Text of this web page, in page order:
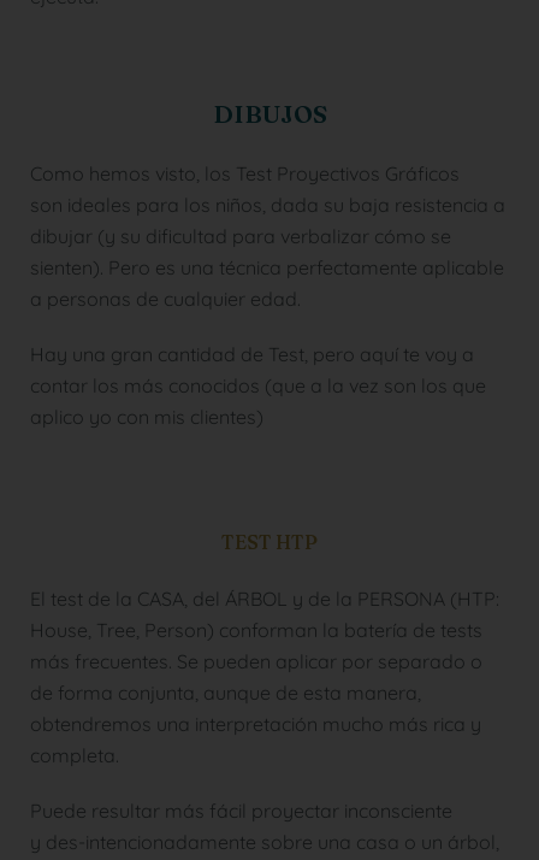
DIBUJOS
Como hemos visto, los Test Proyectivos Gráficos
son ideales para los niños, dada su baja resistencia a
dibujar (y su dificultad para verbalizar cómo se
sienten). Pero es una técnica perfectamente aplicable
a personas de cualquier edad.
Hay una gran cantidad de Test, pero aquí te voy a
contar los más conocidos (que a la vez son los que
aplico yo con mis clientes)
TEST HTP
El test de la CASA, del ÁRBOL y de la PERSONA (HTP:
House, Tree, Person) conforman la batería de tests
más frecuentes. Se pueden aplicar por separado o
de forma conjunta, aunque de esta manera,
obtendremos una interpretación mucho más rica y
completa.
Puede resultar más fácil proyectar inconsciente
y des-intencionadamente sobre una casa o un árbol,